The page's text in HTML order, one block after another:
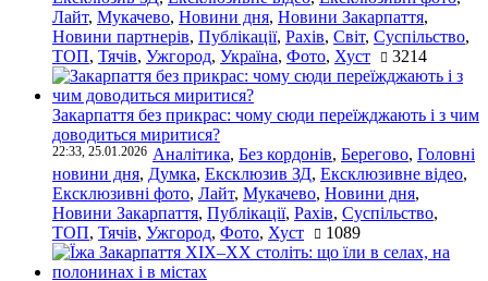
Лайт, Мукачево, Новини дня, Новини Закарпаття,
Новини партнерів, Публікації, Рахів, Світ, Суспільство,
ТОП, Тячів, Ужгород, Україна, Фото, Хуст 3214
Закарпаття без прикрас: чому сюди переїжджають і з чим
доводиться миритися?
22:33, 25.01.2026 Аналітика, Без кордонів, Берегово, Головні
новини дня, Думка, Ексклюзив ЗД, Ексклюзивне відео,
Ексклюзивні фото, Лайт, Мукачево, Новини дня,
Новини Закарпаття, Публікації, Рахів, Суспільство,
ТОП, Тячів, Ужгород, Фото, Хуст 1089